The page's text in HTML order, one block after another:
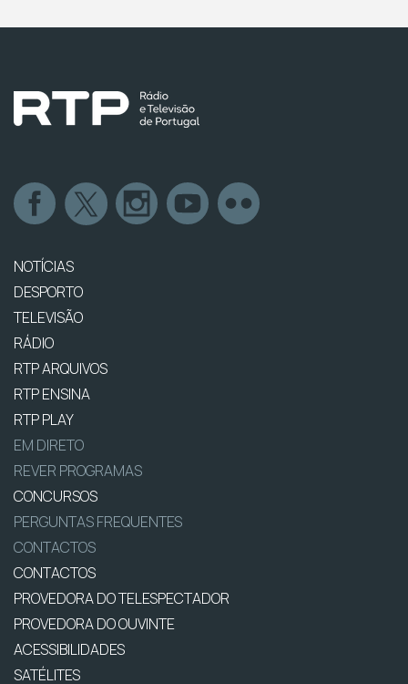
NOTÍCIAS
DESPORTO
TELEVISÃO
RÁDIO
RTP ARQUIVOS
RTP ENSINA
RTP PLAY
EM DIRETO
REVER PROGRAMAS
CONCURSOS
PERGUNTAS FREQUENTES
CONTACTOS
CONTACTOS
PROVEDORA DO TELESPECTADOR
PROVEDORA DO OUVINTE
ACESSIBILIDADES
SATÉLITES